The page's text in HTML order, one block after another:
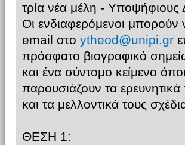
τρία νέα μέλη - Υποψήφιους
Οι ενδιαφερόμενοι μπορούν
email στο ytheod@unipi.gr
πρόσφατο βιογραφικό
και ένα σύντομο κείμενο
παρουσιάζουν τα ερευνητικά
και τα μελλοντικά τους
ΘΕΣΗ 1: